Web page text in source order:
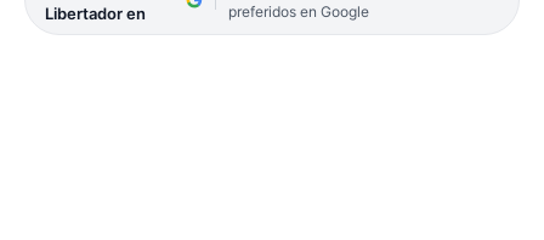
Libertador en
preferidos en Google